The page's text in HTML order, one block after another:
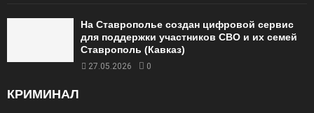
На Ставрополье создан цифровой сервис
для поддержки участников СВО и их семей
Ставрополь (Кавказ)
27.05.2026 0
КРИМИНАЛ